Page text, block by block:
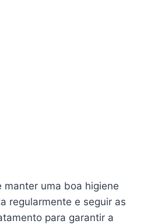
uma boa higiene
regularmente e seguir as
para garantir a